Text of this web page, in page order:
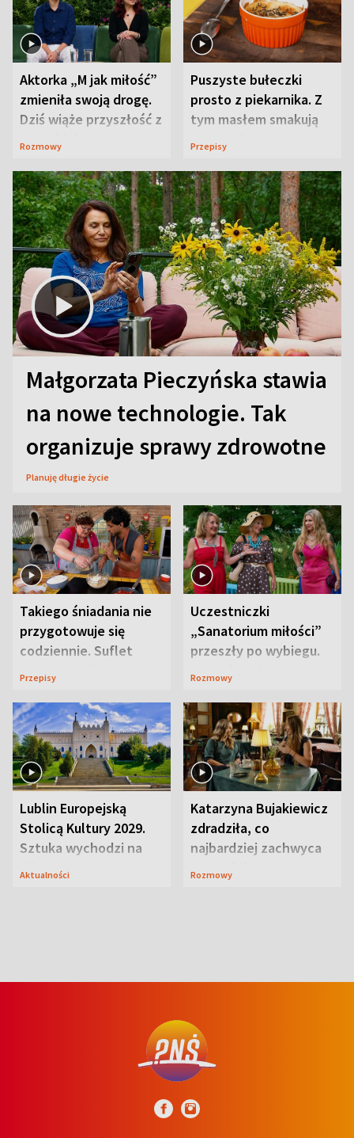
Aktorka „M jak miłość”
zmieniła swoją drogę.
Dziś wiąże przyszłość z
neurobiologią
Rozmowy
Puszyste bułeczki
prosto z piekarnika. Z
tym masłem smakują
jeszcze lepiej
Przepisy
Małgorzata Pieczyńska stawia
na nowe technologie. Tak
organizuje sprawy zdrowotne
Planuję długie życie
Takiego śniadania nie
przygotowuje się
codziennie. Suflet
serowy zachwyca
Przepisy
Uczestniczki
„Sanatorium miłości”
przeszły po wybiegu.
Te stylizacje
Rozmowy
Lublin Europejską
Stolicą Kultury 2029.
Sztuka wychodzi na
ulice
Aktualności
Katarzyna Bujakiewicz
zdradziła, co
najbardziej zachwyca
ją w Lublinie
Rozmowy